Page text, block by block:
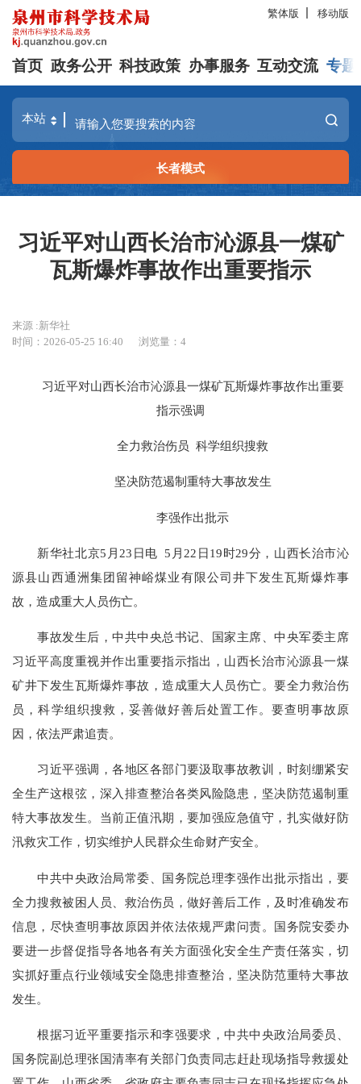
繁体版 移动版
首页 政务公开 科技政策 办事服务 互动交流 专题
长者模式
习近平对山西长治市沁源县一煤矿
瓦斯爆炸事故作出重要指示
来源 :新华社
时间：2026-05-25 16:40
浏览量：4
习近平对山西长治市沁源县一煤矿瓦斯爆炸事故作出重要
指示强调
全力救治伤员 科学组织搜救
坚决防范遏制重特大事故发生
李强作出批示
新华社北京5月23日电 5月22日19时29分，山西长治市沁
源县山西通洲集团留神峪煤业有限公司井下发生瓦斯爆炸事
故，造成重大人员伤亡。
事故发生后，中共中央总书记、国家主席、中央军委主席
习近平高度重视并作出重要指示指出，山西长治市沁源县一煤
矿井下发生瓦斯爆炸事故，造成重大人员伤亡。要全力救治伤
员，科学组织搜救，妥善做好善后处置工作。要查明事故原
因，依法严肃追责。
习近平强调，各地区各部门要汲取事故教训，时刻绷紧安
全生产这根弦，深入排查整治各类风险隐患，坚决防范遏制重
特大事故发生。当前正值汛期，要加强应急值守，扎实做好防
汛救灾工作，切实维护人民群众生命财产安全。
中共中央政治局常委、国务院总理李强作出批示指出，要
全力搜救被困人员、救治伤员，做好善后工作，及时准确发布
信息，尽快查明事故原因并依法依规严肃问责。国务院安委办
要进一步督促指导各地各有关方面强化安全生产责任落实，切
实抓好重点行业领域安全隐患排查整治，坚决防范重特大事故
发生。
根据习近平重要指示和李强要求，中共中央政治局委员、
国务院副总理张国清率有关部门负责同志赶赴现场指导救援处